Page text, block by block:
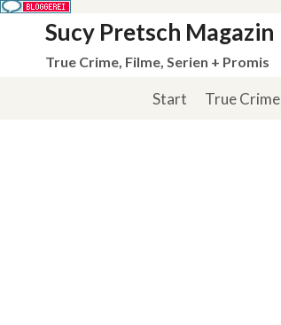
springen
Sucy Pretsch Magazin
True Crime, Filme, Serien + Promis
Start True Crime